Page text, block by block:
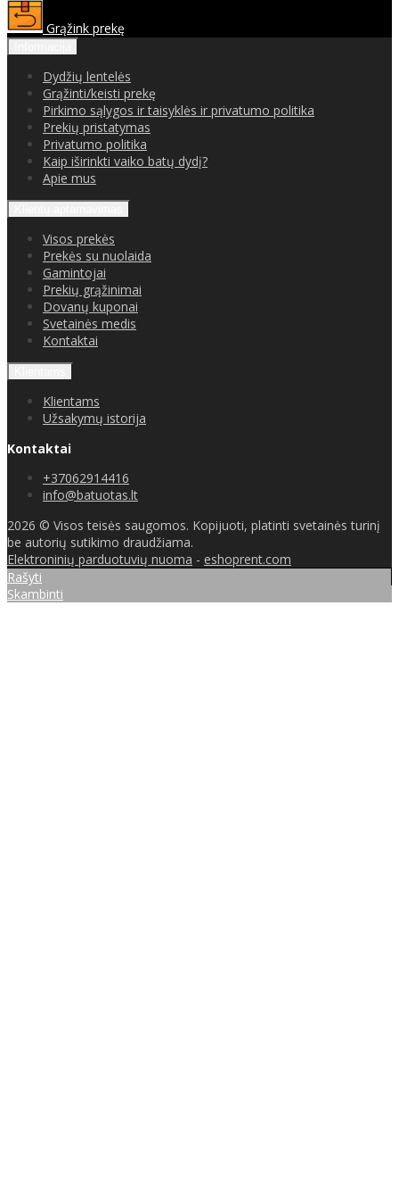
Grąžink prekę
Dydžių lentelės
Grąžinti/keisti prekę
Pirkimo sąlygos ir taisyklės ir privatumo politika
Prekių pristatymas
Privatumo politika
Kaip iširinkti vaiko batų dydį?
Apie mus
Visos prekės
Prekės su nuolaida
Gamintojai
Prekių grąžinimai
Dovanų kuponai
Svetainės medis
Kontaktai
Klientams
Užsakymų istorija
Kontaktai
+37062914416
info@batuotas.lt
2026 © Visos teisės saugomos. Kopijuoti, platinti svetainės turinį
be autorių sutikimo draudžiama.
Elektroninių parduotuvių nuoma - eshoprent.com
Rašyti
Skambinti